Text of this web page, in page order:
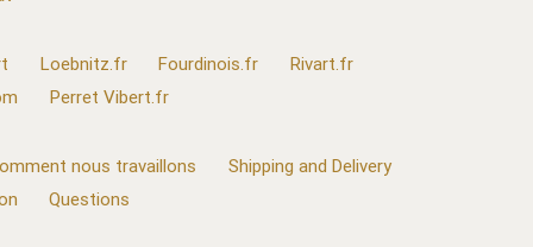
Loebnitz.fr Fourdinois.fr
Rivart.fr
Perret Vibert.fr
nous travaillons
Shipping and Delivery
Questions